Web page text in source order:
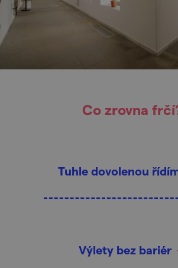
Co zrovna
Tuhle dovolenou
Výlety bez bariér